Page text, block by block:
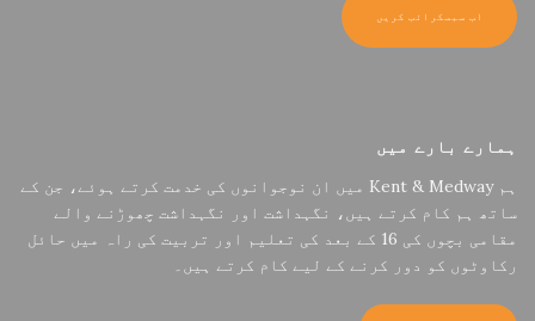
ہمارے بارے میں
ہم Kent & Medway میں ان نوجوانوں کی خدمت کرتے ہوئے، جن کے
ساتھ ہم کام کرتے ہیں، نگہداشت اور نگہداشت چھوڑنے والے
مقامی بچوں کی 16 کے بعد کی تعلیم اور تربیت کی راہ میں حائل
رکاوٹوں کو دور کرنے کے لیے کام کرتے ہیں۔